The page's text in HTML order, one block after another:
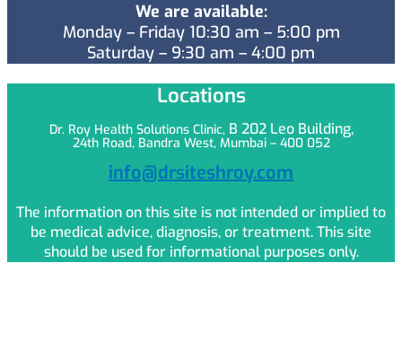
We are available:
Monday – Friday 10:30 am – 5:00 pm
Saturday – 9:30 am – 4:00 pm
Locations
Dr. Roy Health Solutions Clinic, B 202 Leo Building,
24th Road, Bandra West, Mumbai – 400 052
info@drsiteshroy.com
The information on this site is not intended or implied to
be medical advice, diagnosis, or treatment. This site
should be used for informational purposes only.